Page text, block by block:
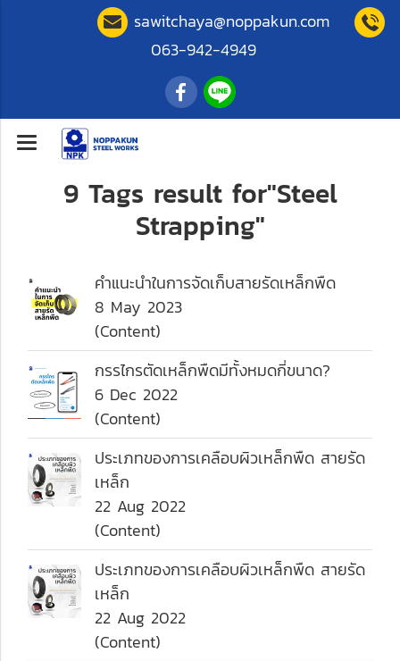
sawitchaya@noppakun.com
063-942-4949
9 Tags result for"Steel
Strapping"
คำแนะนำในการจัดเก็บสายรัดเหล็กพืด
8 May 2023
(Content)
กรรไกรตัดเหล็กพืดมีทั้งหมดกี่ขนาด?
6 Dec 2022
(Content)
ประเภทของการเคลือบผิวเหล็กพืด สายรัด
เหล็ก
22 Aug 2022
(Content)
ประเภทของการเคลือบผิวเหล็กพืด สายรัด
เหล็ก
22 Aug 2022
(Content)